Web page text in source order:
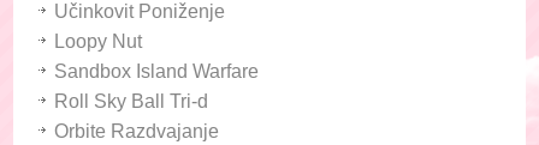
Učinkovit Poniženje
Loopy Nut
Sandbox Island Warfare
Roll Sky Ball Tri-d
Orbite Razdvajanje